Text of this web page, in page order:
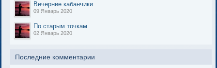
Вечерние кабанчики
09 Январь 2020
По старым точкам...
02 Январь 2020
Последние комментарии